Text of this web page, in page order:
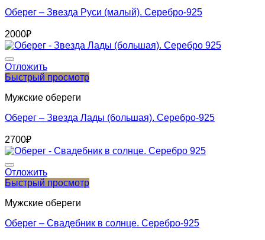
Оберег – Звезда Руси (малый). Серебро-925
2000₽
Отложить
Быстрый просмотр
Мужские обереги
Оберег – Звезда Лады (большая). Серебро-925
2700₽
Отложить
Быстрый просмотр
Мужские обереги
Оберег – Свадебник в солнце. Серебро-925